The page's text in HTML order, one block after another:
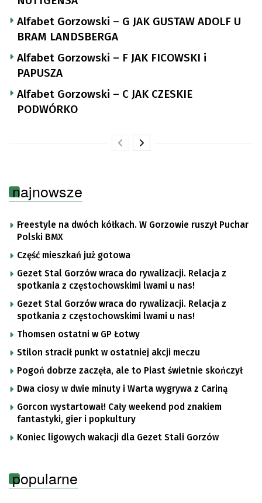
Alfabet Gorzowski – G JAK GUSTAW ADOLF U
BRAM LANDSBERGA
Alfabet Gorzowski – F JAK FICOWSKI i
PAPUSZA
Alfabet Gorzowski – C JAK CZESKIE
PODWÓRKO
najnowsze
Freestyle na dwóch kółkach. W Gorzowie ruszył Puchar
Polski BMX
Część mieszkań już gotowa
Gezet Stal Gorzów wraca do rywalizacji. Relacja z
spotkania z częstochowskimi lwami u nas!
Gezet Stal Gorzów wraca do rywalizacji. Relacja z
spotkania z częstochowskimi lwami u nas!
Thomsen ostatni w GP Łotwy
Stilon stracił punkt w ostatniej akcji meczu
Pogoń dobrze zaczęła, ale to Piast świetnie skończył
Dwa ciosy w dwie minuty i Warta wygrywa z Cariną
Gorcon wystartował! Cały weekend pod znakiem
fantastyki, gier i popkultury
Koniec ligowych wakacji dla Gezet Stali Gorzów
popularne